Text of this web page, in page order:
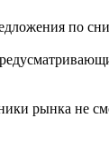
по
рынка не